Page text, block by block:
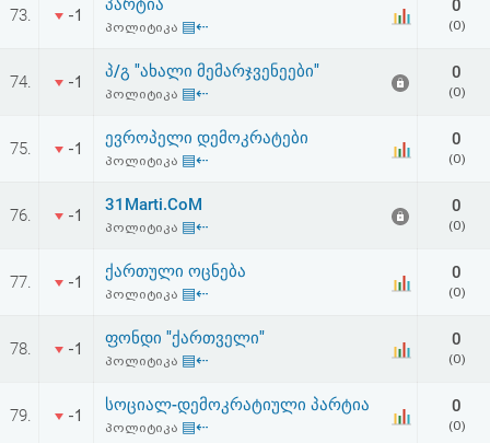
73. -1
პარტია
პოლიტიკა ▤⇠
0
(0)
74. -1
პ/გ "ახალი მემარჯვენეები"
პოლიტიკა ▤⇠
0
(0)
75. -1
ევროპელი დემოკრატები
პოლიტიკა ▤⇠
0
(0)
76. -1
31Marti.CoM
პოლიტიკა ▤⇠
0
(0)
77. -1
ქართული ოცნება
პოლიტიკა ▤⇠
0
(0)
78. -1
ფონდი "ქართველი"
პოლიტიკა ▤⇠
0
(0)
79. -1
სოციალ-დემოკრატიული პარტია
პოლიტიკა ▤⇠
0
(0)